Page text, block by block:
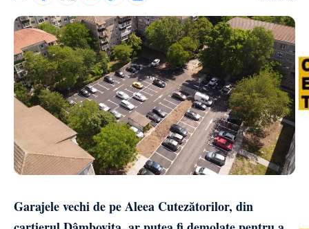
Garajele vechi de pe Aleea Cutezătorilor, din